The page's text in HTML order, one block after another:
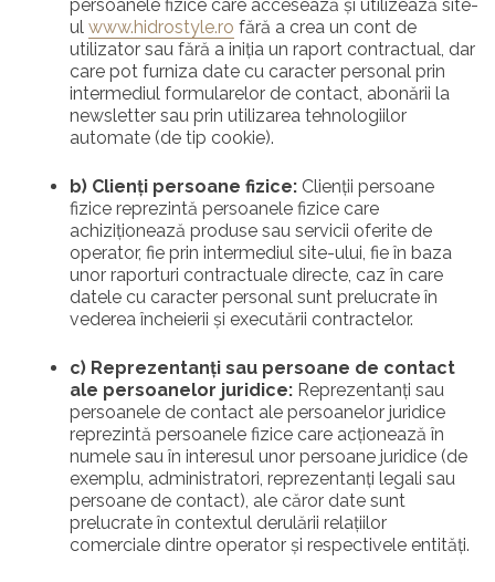
persoanele fizice care accesează și utilizează site-
ul www.hidrostyle.ro fără a crea un cont de
utilizator sau fără a iniția un raport contractual, dar
care pot furniza date cu caracter personal prin
intermediul formularelor de contact, abonării la
newsletter sau prin utilizarea tehnologiilor
automate (de tip cookie).
b) Clienți persoane fizice: Clienţii persoane
fizice reprezintă persoanele fizice care
achiziționează produse sau servicii oferite de
operator, fie prin intermediul site-ului, fie în baza
unor raporturi contractuale directe, caz în care
datele cu caracter personal sunt prelucrate în
vederea încheierii și executării contractelor.
c) Reprezentanți sau persoane de contact
ale persoanelor juridice: Reprezentanți sau
persoanele de contact ale persoanelor juridice
reprezintă persoanele fizice care acționează în
numele sau în interesul unor persoane juridice (de
exemplu, administratori, reprezentanți legali sau
persoane de contact), ale căror date sunt
prelucrate în contextul derulării relațiilor
comerciale dintre operator și respectivele entități.